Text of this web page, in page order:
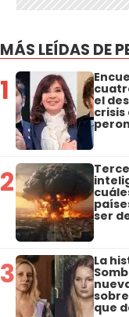
MÁS LEÍDAS DE
1 el
crisis
2
ser
3 La
que